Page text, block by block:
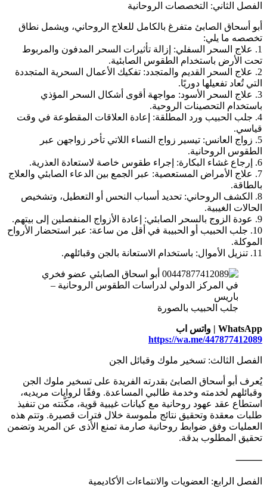
الفصل الثاني: التخصصات الروحانية
أبو أسحاق الصابئ متفرغ بالكامل للعلاج الروحاني، ويشمل نطاق
تخصصه ما يلي:
1. علاج السحر السفلي: إزالة تأثيرات السحر المدفون والمربوط
تحت الأرض باستخدام الطقوس الصابئية.
2. علاج السحر القديم والمتجدد: تفكيك الأعمال السحرية المتجددة
التي تُعاد تفعيلها دوريًا.
3. علاج السحر الأسود: مواجهة أقوى أشكال السحر المؤذي
باستخدام التحصينات الروحية.
4. جلب الحبيب ورد المطلقة: إعادة العلاقات المقطوعة في وقت
قياسي.
5. زواج العانس: تيسير زواج النساء اللاتي تأخر زواجهن عبر
الطقوس الروحانية.
6. إرجاع غشاء البكارة: إجراء طقوس خاصة لاستعادة العذرية.
7. علاج الأمراض المستعصية: عبر الجمع بين الدعاء الصابئي والعلاج
بالطاقة.
8. الكشف الروحاني: تحديد أسباب النحس أو التعطيل، وتشخيص
الحالات الغيبية.
9. عودة الزوج بالسحر الصابئي: إعادة الأزواج المنفصلين إلى بيتهم.
10. جلب الحبيب أو الحبيبة في أقل من ساعة: عبر استحضار الأرواح
الموكلة.
11. تنزيل الأموال: باستخدام الاستعانة بالجن وقبائلهم.
جلب الحبيب بالصورة
WhatsApp | واتس اب
https://wa.me/447877412089
الفصل الثالث: تسخير ملوك وقبائل الجن
يُعرف أبو أسحاق الصابئ بقدرته الفريدة على تسخير ملوك الجن
وقبائلهم لخدمته وخدمة طالبي المساعدة. وفقًا لروايات مريديه،
استطاع عقد عهود روحانية مع كيانات غيبية قوية، مكّنته من تنفيذ
طلبات معقدة وتحقيق نتائج ملموسة خلال فترات قصيرة. وتتم هذه
العمليات وفق ضوابط روحانية صارمة تمنع الأذى عن المريد وتضمن
تحقيق المطلوب بدقة.
⸻
الفصل الرابع: العضويات والانتماءات الأكاديمية